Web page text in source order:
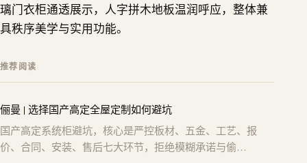
璃门衣柜通透展示，人字拼木地板温润呼应，整体兼
具秩序美学与实用功能。
推荐阅读
俪曼 | 选择国产高定全屋定制如何避坑
国产高定系统柜避坑，核心是严控板材、五金、工艺、报
价、合同、安装、售后七大环节，拒绝模糊承诺与偷…